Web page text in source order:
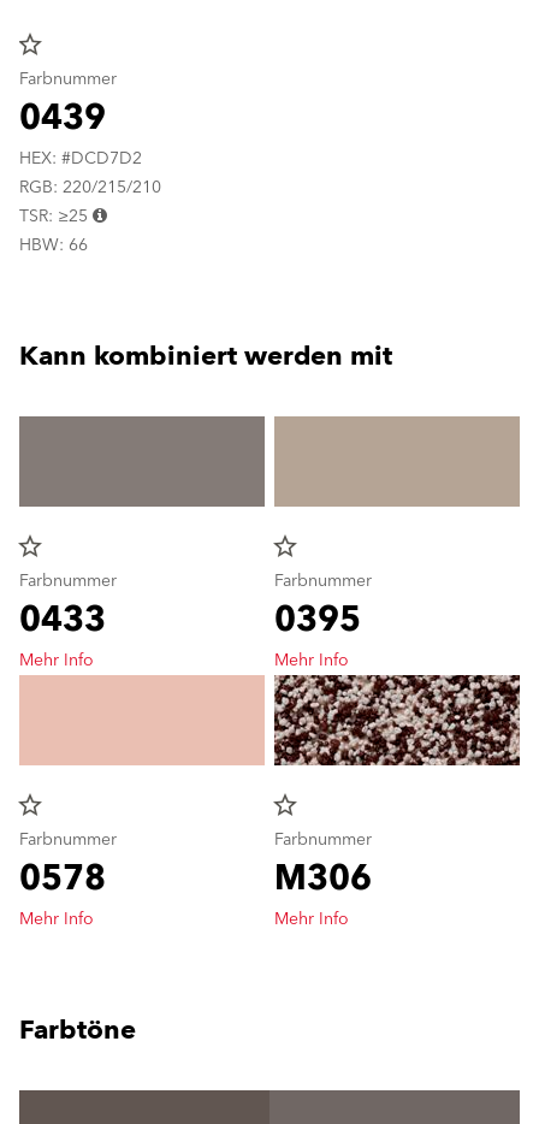
star_border
Farbnummer
0439
HEX: #DCD7D2
RGB: 220/215/210
TSR: ≥25
HBW: 66
Kann kombiniert werden mit
star_border
Farbnummer
0433
Mehr Info
star_border
Farbnummer
0578
Mehr Info
star_border
Farbnummer
0395
Mehr Info
star_border
Farbnummer
M306
Mehr Info
Farbtöne